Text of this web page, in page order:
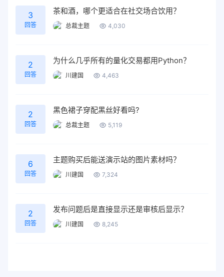
3
回答
茶和酒，哪个更适合在社交场合饮用？
总裁主题 4,030
2
回答
为什么几乎所有的量化交易都用Python？
川建国 4,463
2
回答
黑色裙子穿配黑丝好看吗?
总裁主题 5,119
6
回答
主题购买后能送演示站的图片素材吗？
川建国 7,324
2
回答
发布问题后是直接显示还是审核后显示？
川建国 8,245